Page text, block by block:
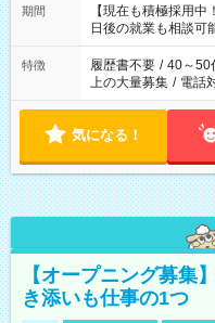
たくない」 など、ご希望
の方へ 今ご覧のお仕
の勤務時間。 合計
期間
【現在も積極採用
日後の就業も相談可
特徴 履歴書不要 / 40～50
上の大量募集 / 電話
気になる！
【オープニング募集
き添いも仕事の1つ